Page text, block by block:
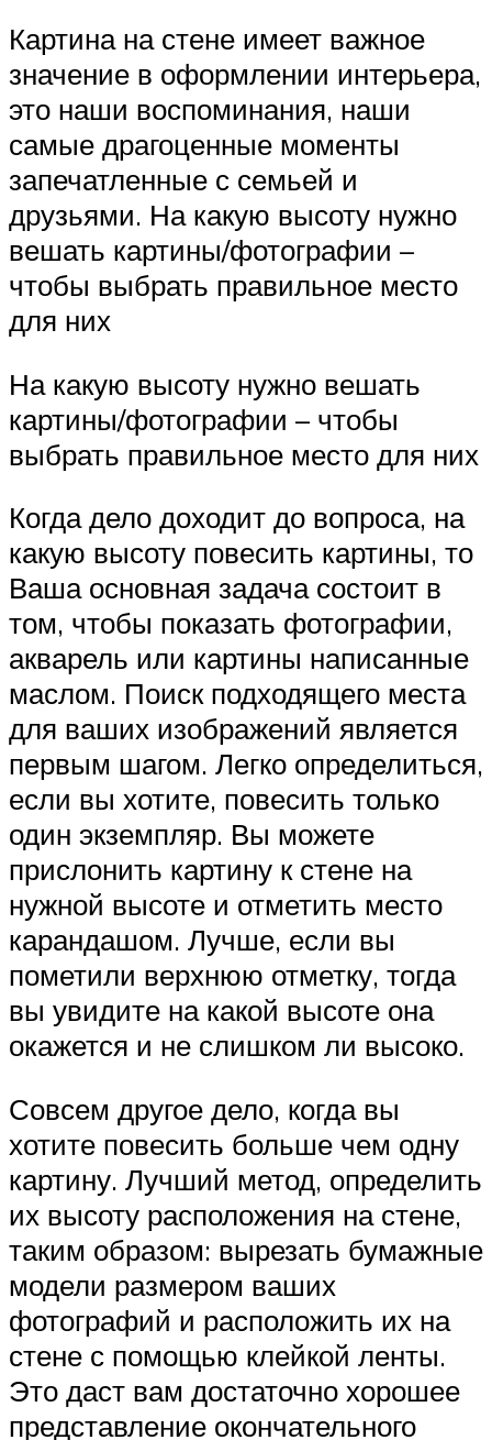
Картина на стене имеет важное
значение в оформлении интерьера,
это наши воспоминания, наши
самые драгоценные моменты
запечатленные с семьей и
друзьями. На какую высоту нужно
вешать картины/фотографии –
чтобы выбрать правильное место
для них
На какую высоту нужно вешать
картины/фотографии – чтобы
выбрать правильное место для них
Когда дело доходит до вопроса, на
какую высоту повесить картины, то
Ваша основная задача состоит в
том, чтобы показать фотографии,
акварель или картины написанные
маслом. Поиск подходящего места
для ваших изображений является
первым шагом. Легко определиться,
если вы хотите, повесить только
один экземпляр. Вы можете
прислонить картину к стене на
нужной высоте и отметить место
карандашом. Лучше, если вы
пометили верхнюю отметку, тогда
вы увидите на какой высоте она
окажется и не слишком ли высоко.
Совсем другое дело, когда вы
хотите повесить больше чем одну
картину. Лучший метод, определить
их высоту расположения на стене,
таким образом: вырезать бумажные
модели размером ваших
фотографий и расположить их на
стене с помощью клейкой ленты.
Это даст вам достаточно хорошее
представление окончательного